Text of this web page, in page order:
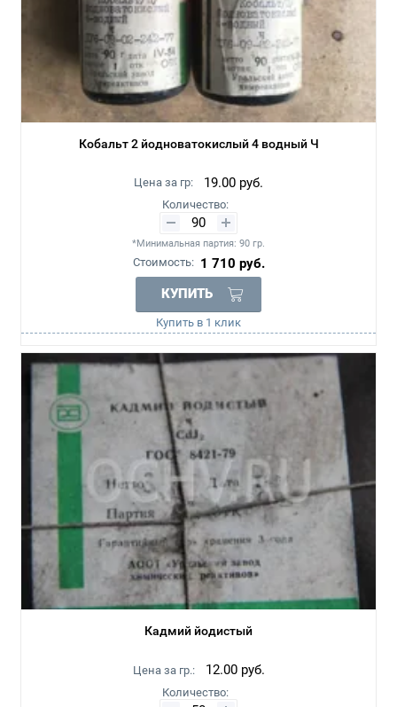
Кобальт 2 йодноватокислый 4 водный Ч
Цена за гр: 19.00 руб.
Количество:
*Минимальная партия: 90 гр.
Стоимость: 1 710 руб.
КУПИТЬ
Купить в 1 клик
Кадмий йодистый
Цена за гр.: 12.00 руб.
Количество: